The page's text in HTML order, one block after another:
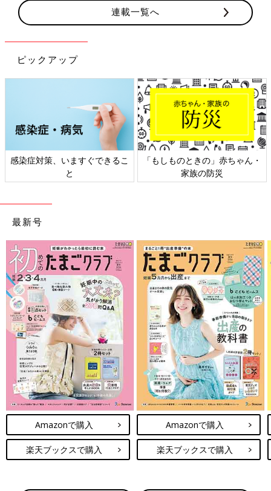
連載一覧へ
ピックアップ
感染症対策、いますぐできるこ
と
「もしものときの」赤ちゃん・
家族の防災
最新号
Amazonで購入
楽天ブックスで購入
Amazonで購入
楽天ブックスで購入